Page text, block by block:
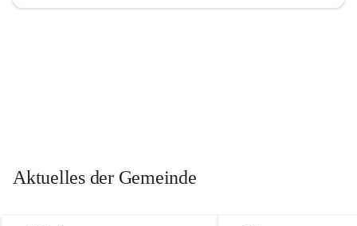
Aktuelles der Gemeinde